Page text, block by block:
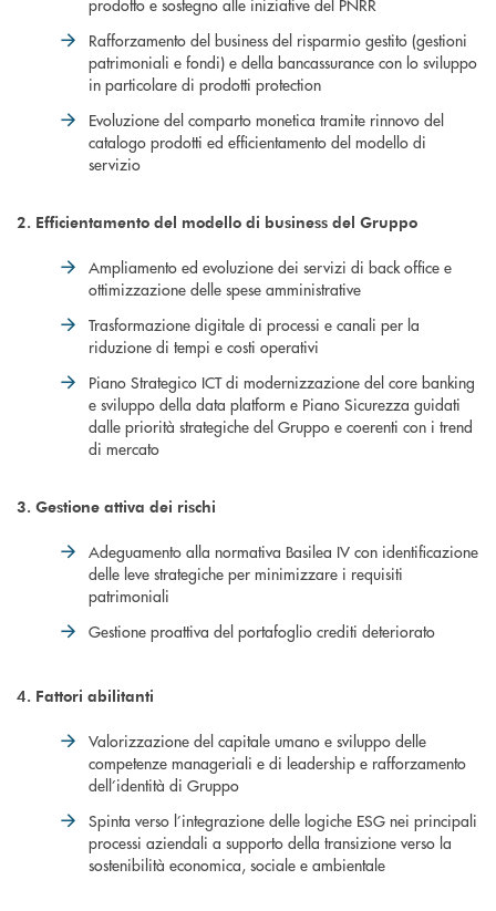
prodotto e sostegno alle iniziative del PNRR
Rafforzamento del business del risparmio gestito (gestioni
patrimoniali e fondi) e della bancassurance con lo sviluppo
in particolare di prodotti protection
Evoluzione del comparto monetica tramite rinnovo del
catalogo prodotti ed efficientamento del modello di
servizio
2. Efficientamento del modello di business del Gruppo
Ampliamento ed evoluzione dei servizi di back office e
ottimizzazione delle spese amministrative
Trasformazione digitale di processi e canali per la
riduzione di tempi e costi operativi
Piano Strategico ICT di modernizzazione del core banking
e sviluppo della data platform e Piano Sicurezza guidati
dalle priorità strategiche del Gruppo e coerenti con i trend
di mercato
3. Gestione attiva dei rischi
Adeguamento alla normativa Basilea IV con identificazione
delle leve strategiche per minimizzare i requisiti
patrimoniali
Gestione proattiva del portafoglio crediti deteriorato
4. Fattori abilitanti
Valorizzazione del capitale umano e sviluppo delle
competenze manageriali e di leadership e rafforzamento
dell’identità di Gruppo
Spinta verso l’integrazione delle logiche ESG nei principali
processi aziendali a supporto della transizione verso la
sostenibilità economica, sociale e ambientale